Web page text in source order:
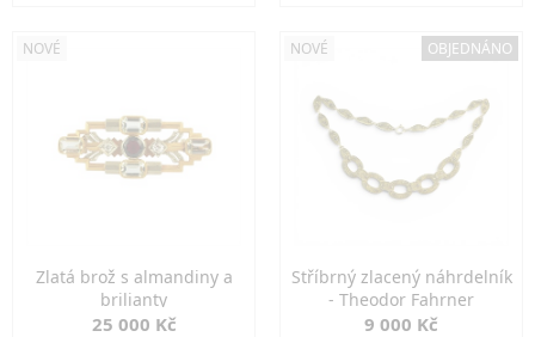
NOVÉ
Zlatá brož s almandiny a
brilianty
25 000 Kč
NOVÉ OBJEDNÁNO
Stříbrný zlacený náhrdelník
- Theodor Fahrner
9 000 Kč